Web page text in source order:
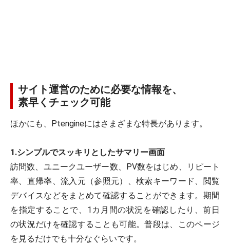
サイト運営のために必要な情報を、
素早くチェック可能
ほかにも、Ptengineにはさまざまな特長があります。
1.シンプルでスッキリとしたサマリー画面
訪問数、ユニークユーザー数、PV数をはじめ、リピート
率、直帰率、流入元（参照元）、検索キーワード、閲覧
デバイスなどをまとめて確認することができます。期間
を指定することで、1カ月間の状況を確認したり、前日
の状況だけを確認することも可能。普段は、このページ
を見るだけでも十分なぐらいです。